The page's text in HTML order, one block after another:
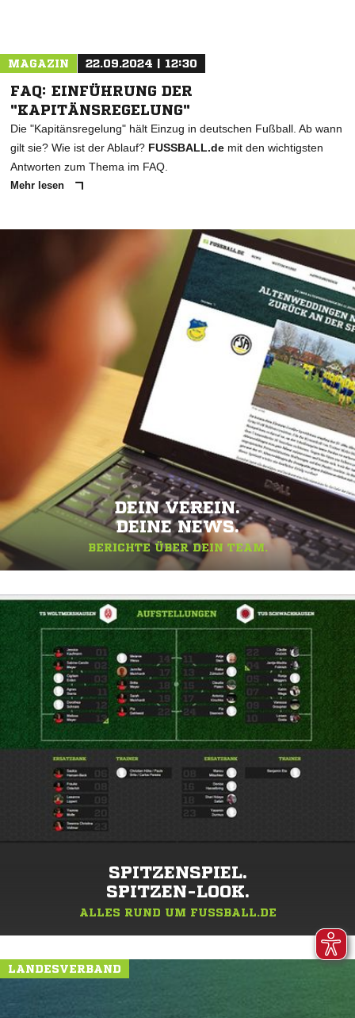
MAGAZIN 22.09.2024 | 12:30
FAQ: EINFÜHRUNG DER
"KAPITÄNSREGELUNG"
Die "Kapitänsregelung" hält Einzug in deutschen Fußball. Ab wann
gilt sie? Wie ist der Ablauf? FUSSBALL.de mit den wichtigsten
Antworten zum Thema im FAQ.
Mehr lesen
DEIN VEREIN.
DEINE NEWS.
BERICHTE ÜBER DEIN TEAM.
SPITZENSPIEL.
SPITZEN-LOOK.
ALLES RUND UM FUSSBALL.DE
LANDESVERBAND